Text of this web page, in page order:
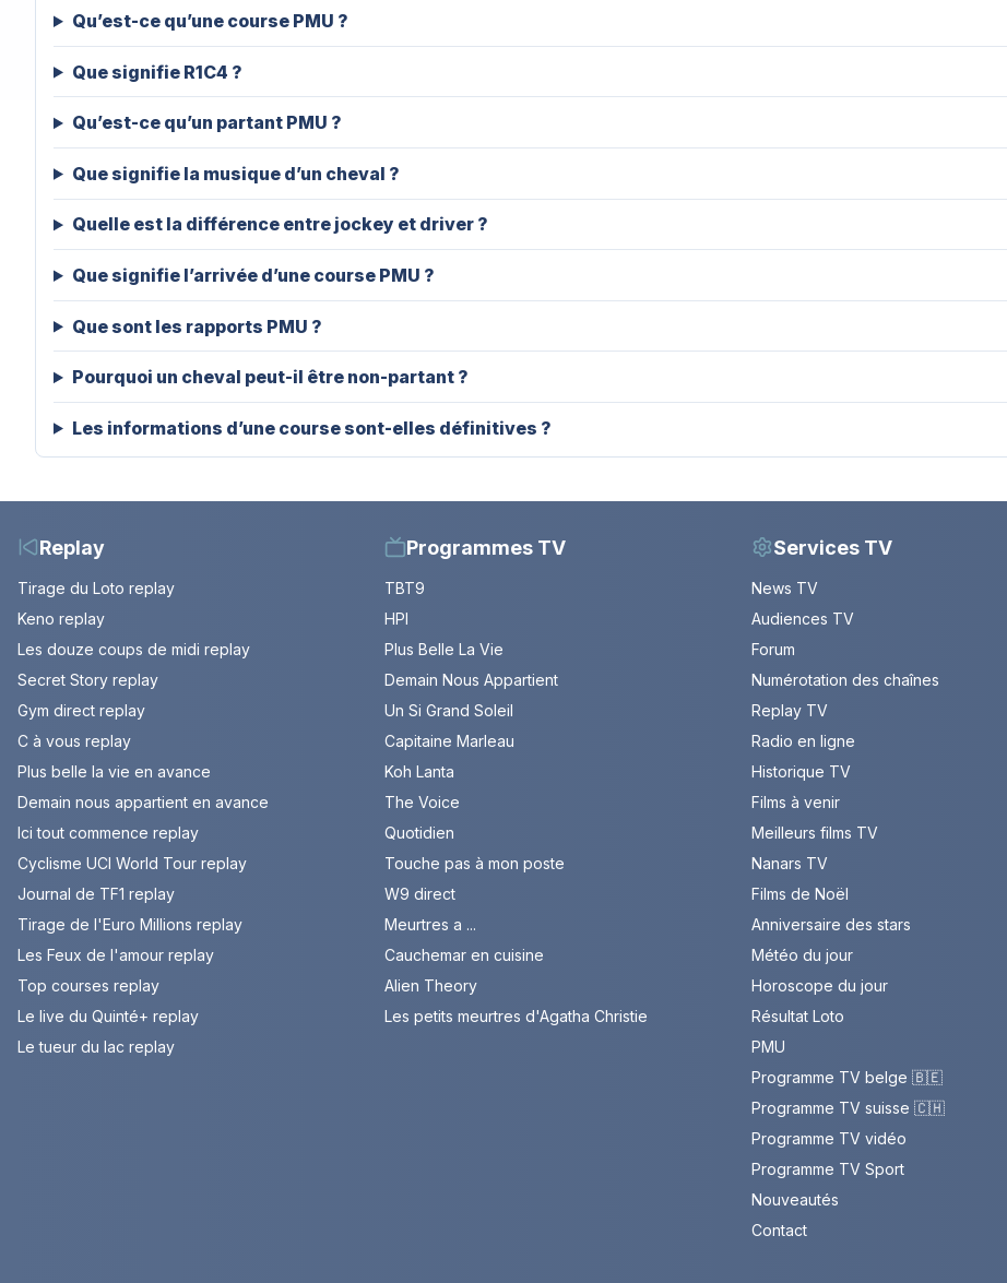
Qu’est-ce qu’une course PMU ?
Que signifie R1C4 ?
Qu’est-ce qu’un partant PMU ?
Que signifie la musique d’un cheval ?
Quelle est la différence entre jockey et driver ?
Que signifie l’arrivée d’une course PMU ?
Que sont les rapports PMU ?
Pourquoi un cheval peut-il être non-partant ?
Les informations d’une course sont-elles définitives ?
Replay
Tirage du Loto replay
Keno replay
Les douze coups de midi replay
Secret Story replay
Gym direct replay
C à vous replay
Plus belle la vie en avance
Demain nous appartient en avance
Ici tout commence replay
Cyclisme UCI World Tour replay
Journal de TF1 replay
Tirage de l'Euro Millions replay
Les Feux de l'amour replay
Top courses replay
Le live du Quinté+ replay
Le tueur du lac replay
Programmes TV
TBT9
HPI
Plus Belle La Vie
Demain Nous Appartient
Un Si Grand Soleil
Capitaine Marleau
Koh Lanta
The Voice
Quotidien
Touche pas à mon poste
W9 direct
Meurtres a ...
Cauchemar en cuisine
Alien Theory
Les petits meurtres d'Agatha Christie
Services TV
News TV
Audiences TV
Forum
Numérotation des chaînes
Replay TV
Radio en ligne
Historique TV
Films à venir
Meilleurs films TV
Nanars TV
Films de Noël
Anniversaire des stars
Météo du jour
Horoscope du jour
Résultat Loto
PMU
Programme TV belge 🇧🇪
Programme TV suisse 🇨🇭
Programme TV vidéo
Programme TV Sport
Nouveautés
Contact